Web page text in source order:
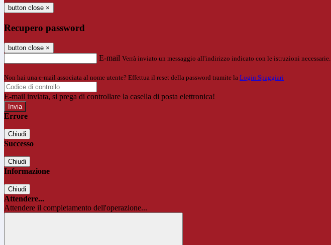
button close ×
Recupero password
button close ×
E-mail Verrà inviato un messaggio all'indirizzo indicato con le istruzioni necessarie.
Non hai una e-mail associata al nome utente? Effettua il reset della password tramite la Login Spaggiari
E-mail inviata, si prega di controllare la casella di posta elettronica!
Errore
Chiudi
Successo
Chiudi
Informazione
Chiudi
Attendere...
Attendere il completamento dell'operazione...